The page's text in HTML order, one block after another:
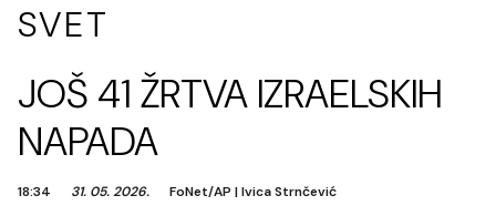
SVET
JOŠ 41 ŽRTVA IZRAELSKIH
NAPADA
18:34 31. 05. 2026. FoNet/AP|Ivica Strnčević